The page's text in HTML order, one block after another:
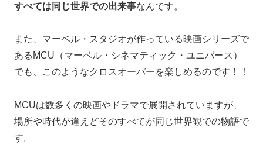
すべては同じ世界での出来事なんです。
また、マーベル・スタジオが作っている映画シリーズで
あるMCU（マーベル・シネマティック・ユニバース）
でも、このようなクロスオーバーを楽しめるのです！！
MCUは数多くの映画やドラマで展開されていますが、
場所や時代が違えどそのすべてが同じ世界観での物語で
す。